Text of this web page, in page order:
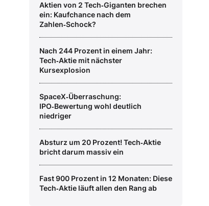
Aktien von 2 Tech‑Giganten brechen
ein: Kaufchance nach dem
Zahlen‑Schock?
Nach 244 Prozent in einem Jahr:
Tech‑Aktie mit nächster
Kursexplosion
SpaceX‑Überraschung:
IPO‑Bewertung wohl deutlich
niedriger
Absturz um 20 Prozent! Tech‑Aktie
bricht darum massiv ein
Fast 900 Prozent in 12 Monaten: Diese
Tech‑Aktie läuft allen den Rang ab